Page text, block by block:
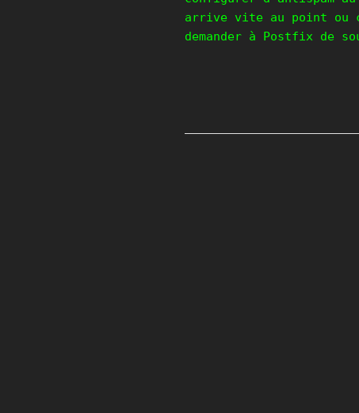
arrive vite au point ou
demander à Postfix de